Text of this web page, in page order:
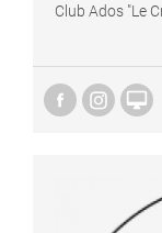
Club Ados "Le
